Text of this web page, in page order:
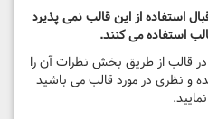
استفاده از این قالب نمی پذیرد
استفاده می کنند.
قالب از طریق بخش نظرات آن را
و نظری در مورد قالب می باشید